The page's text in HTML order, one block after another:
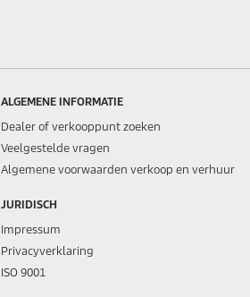
ALGEMENE INFORMATIE
Dealer of verkooppunt zoeken
Veelgestelde vragen
Algemene voorwaarden verkoop en verhuur
JURIDISCH
Impressum
Privacyverklaring
ISO 9001